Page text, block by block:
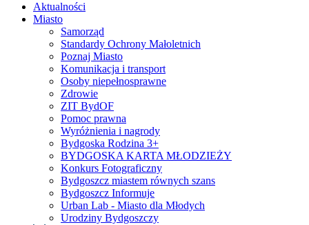
Aktualności
Miasto
Samorząd
Standardy Ochrony Małoletnich
Poznaj Miasto
Komunikacja i transport
Osoby niepełnosprawne
Zdrowie
ZIT BydOF
Pomoc prawna
Wyróżnienia i nagrody
Bydgoska Rodzina 3+
BYDGOSKA KARTA MŁODZIEŻY
Konkurs Fotograficzny
Bydgoszcz miastem równych szans
Bydgoszcz Informuje
Urban Lab - Miasto dla Młodych
Urodziny Bydgoszczy